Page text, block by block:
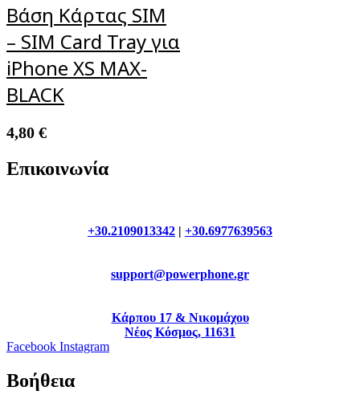
Βάση Κάρτας SIM
– SIM Card Tray για
iPhone XS MAX-
BLACK
4,80 €
Επικοινωνία
+30.2109013342 +30.6977639563
support@powerphone.gr
Κάρπου 17 & Νικομάχου
Νέος Κόσμος, 11631
Facebook Instagram
Βοήθεια